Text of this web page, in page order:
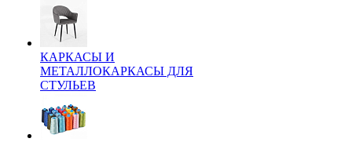
КАРКАСЫ И
МЕТАЛЛОКАРКАСЫ ДЛЯ
СТУЛЬЕВ